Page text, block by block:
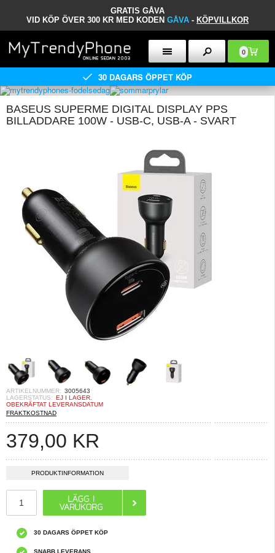
GRATIS GÅVA
VID KÖP ÖVER 300 KR MED KODEN GÅVA - KÖPVILLKOR
0
30 DAGARS ÖPPET KÖP
BASEUS SUPERME DIGITAL DISPLAY PPS
BILLADDARE 100W - USB-C, USB-A - SVART
ARTIKELNUMMER: 3005643
LAGERSTATUS: EJ I LAGER.
OBEKRÄFTAT LEVERANSDATUM
FRAKTKOSTNAD
379,00 KR
PRODUKTINFORMATION
30 DAGARS ÖPPET KÖP